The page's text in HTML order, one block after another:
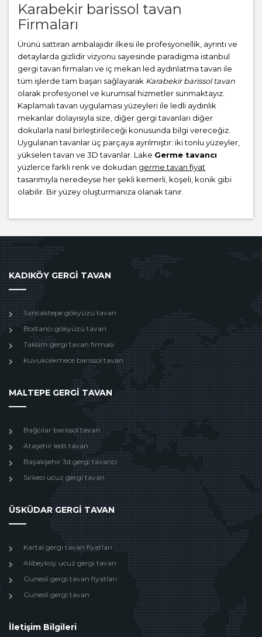
Karabekir barissol tavan
Firmaları
Ürünü sattıran ambalajıdır ilkesi ile profesyonellik, ayrıntı ve
detaylarda gizlidir vizyonu sayesinde paradigma istanbul
gergi tavan firmaları ve iç mekan led aydınlatma tavan ile
tüm işlerde tam başarı sağlayarak Karabekir barissol tavan
olarak profesyonel ve kurumsal hizmetler sunmaktayız.
Kaplamalı tavan uygulaması yüzeyleri ile ledli aydınlık
mekanlar dolayısıyla size, diğer gergi tavanları diğer
dokularla nasıl birleştirileceği konusunda bilgi vereceğiz.
Uygulanan tavanlar üç parçaya ayrılmıştır: iki tonlu yüzeyler,
yükselen tavan ve 3D tavanlar. Lake Germe tavancı
yüzlerce farklı renk ve dokudan germe tavan fiyat
tasarımıyla neredeyse her şekli kemerli, köşeli, konik gibi
olabilir. Bir yüzey oluşturmanıza olanak tanır.
KADIKÖY GERGİ TAVAN
Sancaktepe gökyüzü tavan
Bostancı gökyüzü tavan
Taksim gergi tavan firması
Kuvukcekmece barissol tavan
MALTEPE GERGİ TAVAN
Bağcılar barissol tavan
Ataşehir ledli tavan
Başakşehir 3d gergi tavancı
Sirkeci ucuz gergi tavan
ÜSKÜDAR GERGİ TAVAN
Kartal gergi tavan fiyatları
Alibeykoy ucuz gergi tavan
Gunesli gergi tavan fiyatları
Gunesli gergi tavan
İletişim Bilgileri